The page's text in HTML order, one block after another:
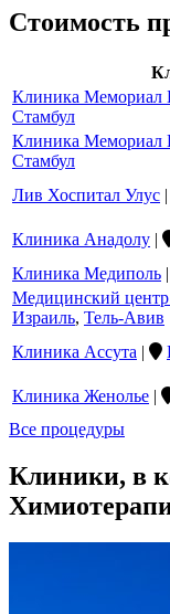
Стоимость
Клиника Мемориал
Стамбул
Клиника
Стамбул
Лив Хоспитал Улус |
Клиника Анадолу |
Клиника Медиполь |
Медицинский
Израиль, Тель-Авив
Клиника Ассута |
Клиника Женолье |
Все процедуры
Клиники, в